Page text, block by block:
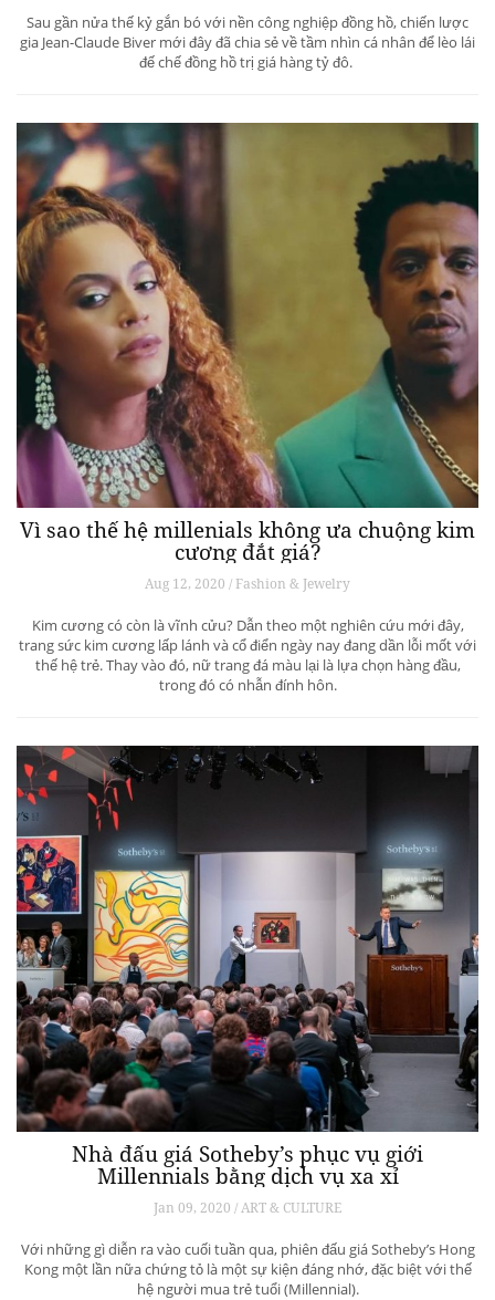
Sau gần nửa thế kỷ gắn bó với nền công nghiệp đồng hồ, chiến lược
gia Jean-Claude Biver mới đây đã chia sẻ về tầm nhìn cá nhân để lèo lái
đế chế đồng hồ trị giá hàng tỷ đô.
Vì sao thế hệ millenials không ưa chuộng kim
cương đắt giá?
Aug 12, 2020 / Fashion & Jewelry
Kim cương có còn là vĩnh cửu? Dẫn theo một nghiên cứu mới đây,
trang sức kim cương lấp lánh và cổ điển ngày nay đang dần lỗi mốt với
thế hệ trẻ. Thay vào đó, nữ trang đá màu lại là lựa chọn hàng đầu,
trong đó có nhẫn đính hôn.
Nhà đấu giá Sotheby’s phục vụ giới
Millennials bằng dịch vụ xa xỉ
Jan 09, 2020 / ART & CULTURE
Với những gì diễn ra vào cuối tuần qua, phiên đấu giá Sotheby’s Hong
Kong một lần nữa chứng tỏ là một sự kiện đáng nhớ, đặc biệt với thế
hệ người mua trẻ tuổi (Millennial).